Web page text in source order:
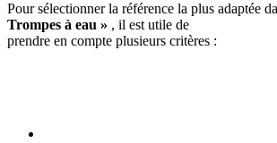
Pour sélectionner la référence la plus adaptée
Trompes à eau » , il est utile de
prendre en compte plusieurs critères :